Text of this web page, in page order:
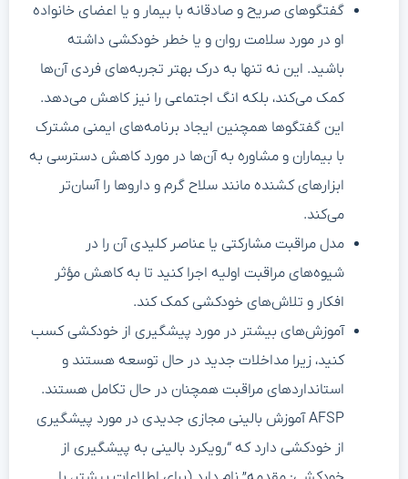
گفتگوهای صریح و صادقانه با بیمار و یا اعضای خانواده
او در مورد سلامت روان و یا خطر خودکشی داشته
باشید. این نه تنها به درک بهتر تجربه‌های فردی آن‌ها
کمک می‌کند، بلکه انگ اجتماعی را نیز کاهش می‌دهد.
این گفتگوها همچنین ایجاد برنامه‌های ایمنی مشترک
با بیماران و مشاوره به آن‌ها در مورد کاهش دسترسی به
ابزارهای کشنده مانند سلاح گرم و داروها را آسان‌تر
می‌کند.
مدل مراقبت مشارکتی یا عناصر کلیدی آن را در
شیوه‌های مراقبت اولیه اجرا کنید تا به کاهش مؤثر
افکار و تلاش‌های خودکشی کمک کند.
آموزش‌های بیشتر در مورد پیشگیری از خودکشی کسب
کنید، زیرا مداخلات جدید در حال توسعه هستند و
استانداردهای مراقبت همچنان در حال تکامل هستند.
AFSP آموزش بالینی مجازی جدیدی در مورد پیشگیری
از خودکشی دارد که “رویکرد بالینی به پیشگیری از